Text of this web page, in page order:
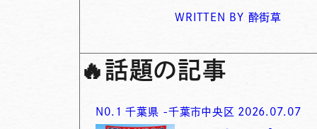
WRITTEN BY 酔街草
🔥 話題の記事
N0. 1 千葉県 -千葉市中央区 2026.07.07